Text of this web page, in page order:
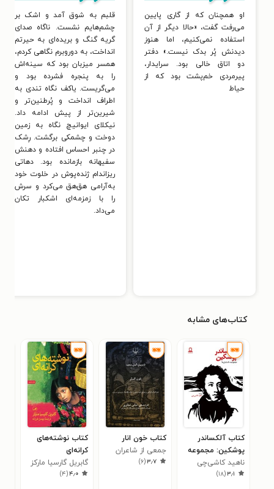
او همچنان که از گاری پایین
می‌رفت گفت، «حالا دیگر از آن
استفاده نمی‌کنیم، اما هنوز
دیدنش پُر بدک نیست.» دفتر
دو اتاق خالی بود. سرایدار،
پیرمردی خم‌پشت بود که از
حیاط
قلبم به شوق آمد و اشک بر
چشم‌هایم نشست. ناگاه صدای
گریه گنگ و بریده‌ای به حیرتم
انداخت، به دوروبرم نگاهی کردم،
همسر میزبان بود که سینه‌اش
را به پنجره فشرده بود و
می‌گریست. یاکف نگاه تندی به
اطراف انداخت و پُرطنین‌تر و
شیرین‌تر از پیش ادامه داد.
نیکلای ایوانیچ نگاه به زمین
دوخت و چشمکی برگشت. رِشک
در چنبر احساس افتاده و دهنش
سفیهانه بازمانده بود. دهاتی
ریزاندام ژنده‌پوش در خلوت خود
به‌آرامی هق‌هق می‌کرد و سرش
را با زمزمه‌ای اشکبار تکان
می‌داد.
کتاب‌های مشابه
کتاب آلکساندر
پوشکین: مجموعه
داستان‌ها
ناهید کاشی‌چی
۳٫۱(۱۸)
کتاب خون انار
جمعی از شاعران
۳٫۷(۶)
کتاب نوشته‌های
کرانه‌ای
گابریل گارسیا مارکز
۴٫۰(۴)